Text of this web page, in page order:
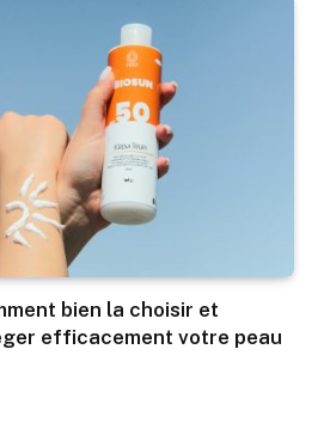
bien la choisir et
efficacement votre peau